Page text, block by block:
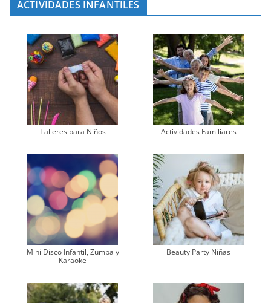
ACTIVIDADES INFANTILES
Talleres para Niños Actividades Familiares
Mini Disco Infantil, Zumba y
Karaoke
Beauty Party Niñas